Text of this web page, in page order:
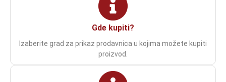
Gde kupiti?
Izaberite grad za prikaz prodavnica u kojima možete kupiti
proizvod.